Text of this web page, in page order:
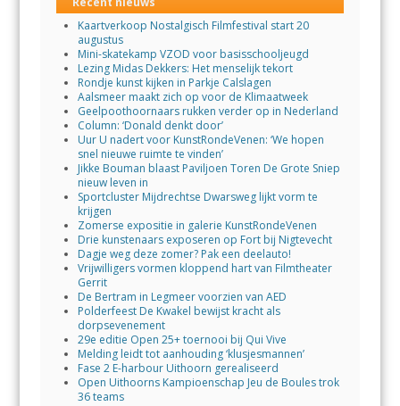
Kaartverkoop Nostalgisch Filmfestival start 20
augustus
Mini-skatekamp VZOD voor basisschooljeugd
Lezing Midas Dekkers: Het menselijk tekort
Rondje kunst kijken in Parkje Calslagen
Aalsmeer maakt zich op voor de Klimaatweek
Geelpoothoornaars rukken verder op in Nederland
Column: ‘Donald denkt door’
Uur U nadert voor KunstRondeVenen: ‘We hopen
snel nieuwe ruimte te vinden’
Jikke Bouman blaast Paviljoen Toren De Grote Sniep
nieuw leven in
Sportcluster Mijdrechtse Dwarsweg lijkt vorm te
krijgen
Zomerse expositie in galerie KunstRondeVenen
Drie kunstenaars exposeren op Fort bij Nigtevecht
Dagje weg deze zomer? Pak een deelauto!
Vrijwilligers vormen kloppend hart van Filmtheater
Gerrit
De Bertram in Legmeer voorzien van AED
Polderfeest De Kwakel bewijst kracht als
dorpsevenement
29e editie Open 25+ toernooi bij Qui Vive
Melding leidt tot aanhouding ‘klusjesmannen’
Fase 2 E-harbour Uithoorn gerealiseerd
Open Uithoorns Kampioenschap Jeu de Boules trok
36 teams